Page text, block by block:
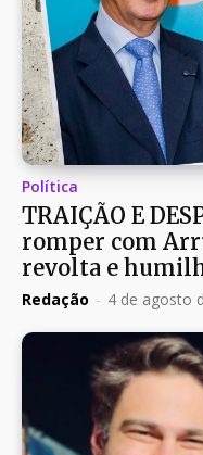
Política
TRAIÇÃO E
romper com
revolta e
Redação - 4 de agosto